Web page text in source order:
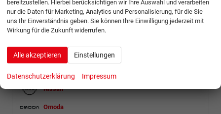
MG
Microlino
Mini
Nissan
Omoda
bereitzustellen. Hierbei berücksichtigen wir Ihre Auswahl und verarbeiten
nur die Daten für Marketing, Analytics und Personalisierung, für die Sie
uns Ihr Einverständnis geben. Sie können Ihre Einwilligung jederzeit mit
Wirkung für die Zukunft widerrufen.
Alle akzeptieren Einstellungen
Datenschutzerklärung Impressum